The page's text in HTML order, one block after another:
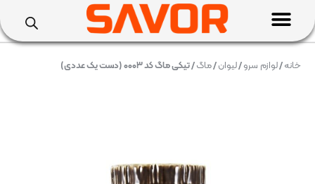
خانه/لوازم سرو/لیوان/ماگ/ تیکی ماگ کد ۰۰۰۳ (دست یک عددی)